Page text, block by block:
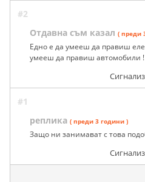
#2
Отдавна съм казал ( преди
Едно е да умееш да правиш
умееш да правиш автомобили !
#1
реплика ( преди 3 години )
Защо ни занимават с това